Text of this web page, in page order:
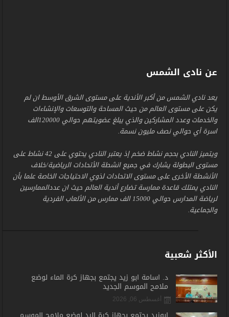
عن نادى الشمس
يعد نادي الشمس من أكبر الأندية على مستوى الشرق الأوسط ان لم
يكن على مستوى العالم من حيث المساحة والتوسعات والإنشاءات
والخدمات وعدد المشاركين والذي يبلغ عضويتهم حوالي 120000الف
اسرة أي حوالي نصف مليون نسمة.
ويتميز النادي بحجم نشاط ضخم إذ يعتبر النادي يحتوي على 42 نشاط على
مستوى البطولة يشارك في جميع انشطة الأتحادات الرياضية/خلاف
الأنشطة الأخرى على مستوى الاتحادات لذوي الاحتياجات الخاصة علما بأن
النادي يمتلك قاعدة ممارسة تضارع أندية العالم حيث ان عددالممارسين
لرياضة المدارس حوالي 15000 الف ممارس من الألعاب الفردية
والجماعية.
الأكثر شعبية
د. أسامة أبو زيد يجتمع بجهاز كرة الماء لوضع
ملامح الموسم الجديد
أغسطس 06, 2026